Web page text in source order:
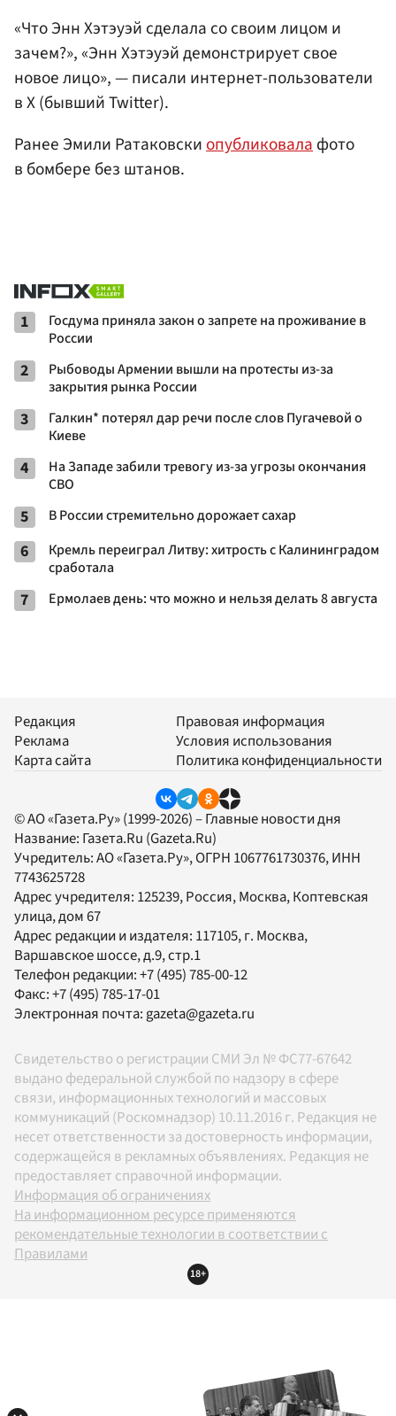
«Что Энн Хэтэуэй сделала со своим лицом и
зачем?», «Энн Хэтэуэй демонстрирует свое
новое лицо», — писали интернет-пользователи
в X (бывший Twitter).
Ранее Эмили Ратаковскиопубликовалафото
в бомбере без штанов.
1
Госдума приняла закон о запрете на проживание в
России
2
Рыбоводы Армении вышли на протесты из-за
закрытия рынка России
3
Галкин* потерял дар речи после слов Пугачевой о
Киеве
4
На Западе забили тревогу из-за угрозы окончания
СВО
5 В России стремительно дорожает сахар
6
Кремль переиграл Литву: хитрость с Калининградом
сработала
7 Ермолаев день: что можно и нельзя делать 8 августа
Редакция
Реклама
Карта сайта
Правовая информация
Условия использования
Политика конфиденциальности
© АО «Газета.Ру» (1999-2026) – Главные новости дня
Название: Газета.Ru (Gazeta.Ru)
Учредитель:АО «Газета.Ру», ОГРН 1067761730376, ИНН
7743625728
Адрес учредителя: 125239, Россия, Москва, Коптевская
улица, дом 67
Адрес редакции и издателя: 117105, г. Москва,
Варшавское шоссе, д.9, стр.1
Телефон редакции:+7 (495) 785-00-12
Факс:+7 (495) 785-17-01
Электронная почта:gazeta@gazeta.ru
Свидетельство о регистрации СМИ Эл № ФС77-67642
выдано федеральной службой по надзору в сфере
связи, информационных технологий и массовых
коммуникаций (Роскомнадзор) 10.11.2016 г. Редакция не
несет ответственности за достоверность информации,
содержащейся в рекламных объявлениях. Редакция не
предоставляет справочной информации.
Информация об ограничениях
На информационном ресурсе применяются
рекомендательные технологии в соответствии с
Правилами
18+